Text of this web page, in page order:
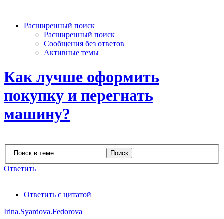
Расширенный поиск
Расширенный поиск
Сообщения без ответов
Активные темы
Как лучше оформить
покупку и перегнать
машину?
Ответить
Ответить с цитатой
Irina.Syardova.Fedorova